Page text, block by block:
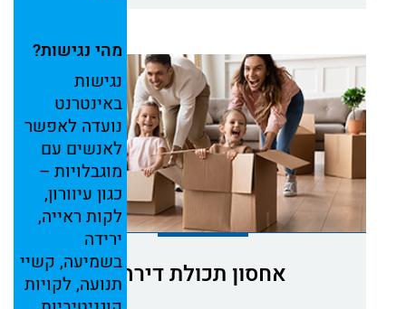
מהי נגישות?
נגישות
באינטרנט
נועדה לאפשר
לאנשים עם
מוגבלויות –
כגון עיוורון,
לקות ראייה,
ירידה
בשמיעה, קשיי
תנועה, לקויות
אחסון תכולת דירה